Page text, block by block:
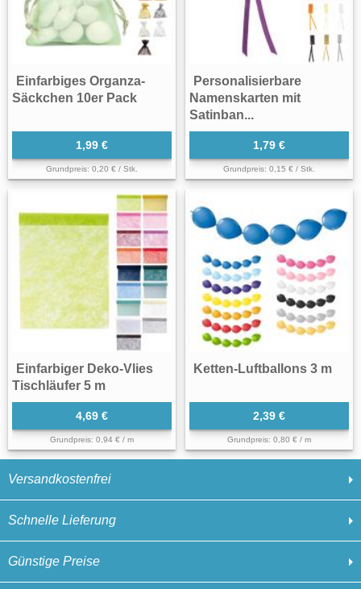
Versandkostenfrei
Schnelle Lieferung
Günstige Preise
Einfarbiges Organza-
Säckchen 10er Pack
1,99 €
Grundpreis: 0,20 € / Stk.
Personalisierbare
Namenskarten mit
Satinban...
1,79 €
Grundpreis: 0,15 € / Stk.
Einfarbiger Deko-Vlies
Tischläufer 5 m
4,69 €
Grundpreis: 0,94 € / m
Ketten-Luftballons 3 m
2,39 €
Grundpreis: 0,80 € / m